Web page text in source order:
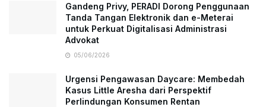
Gandeng Privy, PERADI Dorong Penggunaan
Tanda Tangan Elektronik dan e-Meterai
untuk Perkuat Digitalisasi Administrasi
Advokat
05/06/2026
Urgensi Pengawasan Daycare: Membedah
Kasus Little Aresha dari Perspektif
Perlindungan Konsumen Rentan